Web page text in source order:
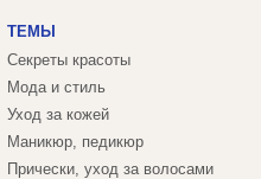
ТЕМЫ
Секреты красоты
Мода и стиль
Уход за кожей
Маникюр, педикюр
Прически, уход за волосами